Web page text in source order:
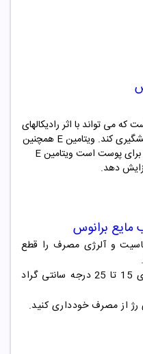
می تواند با اثر رادیکالهای
کند. ویتامینE همچنین
برای پوست است ویتامینE
دهد.
مایع برانوس
و آلرژی مصرف را قطع
🔷دور از دسترس اطفال و در دمای 15 تا 25 درجه سانتی گراد
از مصرف خودداری کنید.